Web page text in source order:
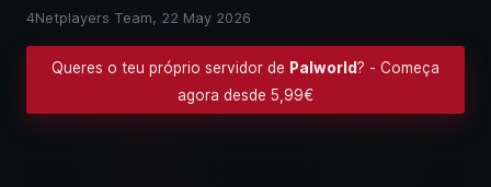
4Netplayers Team, 22 May 2026
Queres o teu próprio servidor de Palworld? - Começa
agora desde 5,99€